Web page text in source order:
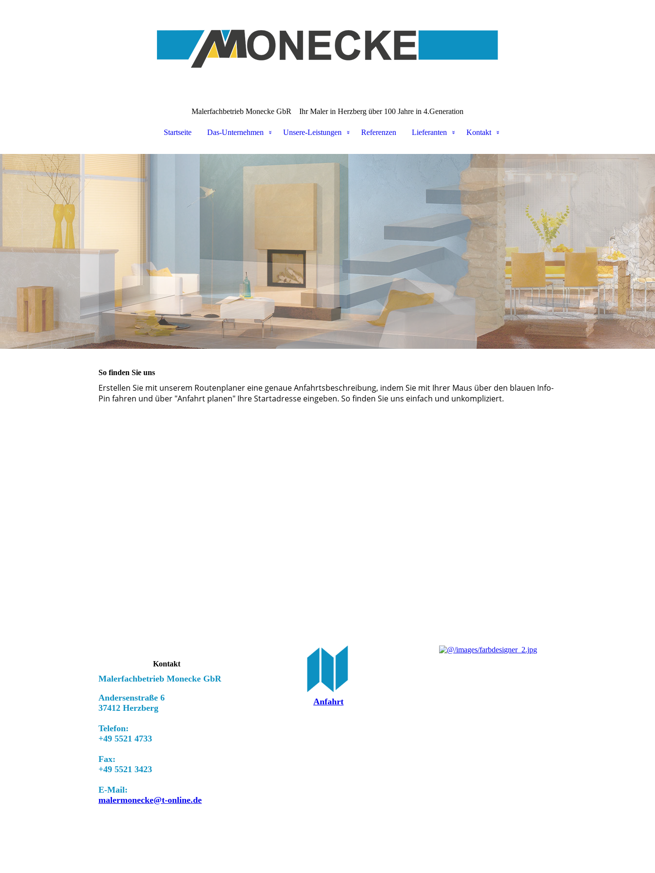
Malerfachbetrieb Monecke GbR Ihr Maler in Herzberg über 100 Jahre in 4.Generation
Startseite Das-Unternehmen Unsere-Leistungen Referenzen Lieferanten Kontakt
So finden Sie uns
Erstellen Sie mit unserem Routenplaner eine genaue Anfahrtsbeschreibung, indem Sie mit Ihrer Maus über den blauen Info-
Pin fahren und über "Anfahrt planen" Ihre Startadresse eingeben. So finden Sie uns einfach und unkompliziert.
Kontakt
Malerfachbetrieb Monecke GbR
Andersenstraße 6
37412 Herzberg
Telefon:
+49 5521 4733
Fax:
+49 5521 3423
E-Mail:
malermonecke@t-online.de
Anfahrt